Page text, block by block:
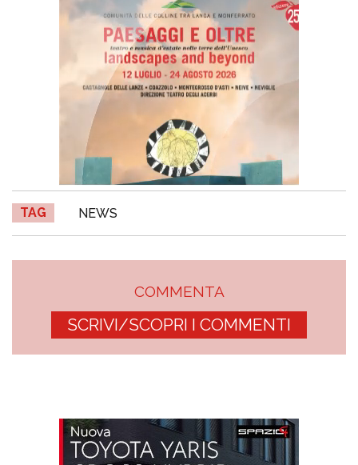
TAG NEWS
COMMENTA
SCRIVI/SCOPRI I COMMENTI